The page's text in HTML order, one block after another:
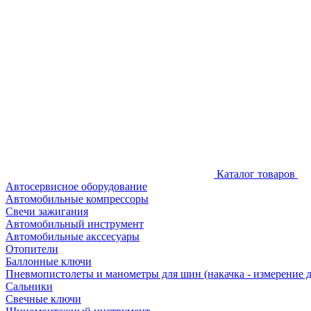
Каталог товаров
Автосервисное оборудование
Автомобильные компрессоры
Свечи зажигания
Автомобильный инструмент
Автомобильные акссесуары
Отопители
Баллонные ключи
Пневмопистолеты и манометры для шин (накачка - измерение
Сальники
Свечные ключи